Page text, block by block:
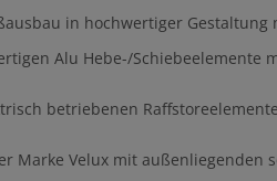
in hochwertiger Gestaltung
Alu Hebe-/Schiebeelemente
betriebenen
Marke Velux mit außenliegenden